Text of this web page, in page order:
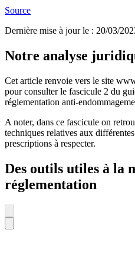
Source
Dernière mise à jour le : 20/03/
Notre analyse
Cet article renvoie vers le site
pour consulter le fascicule 2 du
réglementation anti-
A noter, dans ce fascicule on
techniques relatives aux
prescriptions à respecter.
Des outils utiles à la
réglementation